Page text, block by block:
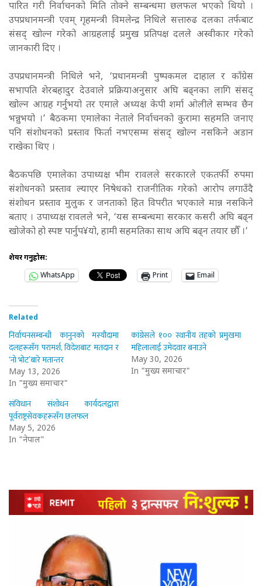
पारित गरी निर्वाचनको मिति तोक्ने सम्बन्धमा छलफल भएको थियो ।
उपप्रधानमन्त्री एवम् गृहमन्त्री विमलेन्द्र निधिले सत्तारुढ दलका तर्फबाट
संसद् खोल्न गरेको आग्रहलाई प्रमुख प्रतिपक्ष दलले अस्वीकार गरेको
जानकारी दिए ।
उपप्रधानमन्त्री निधिले भने, ‘प्रधानमन्त्री पुष्पकमल दाहाल र काँग्रेस
सभापति शेरबहादुर देउवाले प्रक्रियाअनुसार अघि बढ्नका लागि संसद्
खोल्न आग्रह गर्नुभयो तर एमाले अध्यक्ष केपी शर्मा ओलीले सम्भव छैन
भन्नुभयो ।’ बैठकमा एमालेका नेताले निर्वाचनको कुरामा सहमति जनाए
पनि संशोधनको प्रस्ताव फिर्ता नभएसम्म संसद् खोल्न नसकिने अडान
राखेका थिए ।
बैठकपछि एमालेका उपाध्यक्ष भीम रावलले सरकारले एकतर्फी रुपमा
संशोधनको प्रस्ताव ल्याएर निषेधको राजनीतिक गरेको आरोप लगाउँदै
संशोधन प्रस्ताव मुलुक र जनताको हित विपरीत भएकाले मान्न नसकिने
बताए । उपाध्यक्ष रावलले भने, ‘यस सम्बन्धमा सरकार कसरी अघि बढ्न
खोजेको हो स्पष्ट पार्नुप¥यो, हामी सहमतिका साथ अघि बढ्न तयार छौँ ।’
शेयर गर्नुहोस:
WhatsApp
Print Email
Related
निर्वाचनसम्बन्धी कानुनको मस्यौदामा
दलहरूसँग परामर्श, विदेशबाट मतदान र
‘नो भोट’बारे मतान्तर
May 13, 2026
In "मुख्य समाचार"
कांग्रेसले १०० स्थानीय तहको प्रमुखमा
महिलालाई उमेदवार बनाउने
May 30, 2026
In "मुख्य समाचार"
संविधान संशोधन कार्यदलद्वारा
पूर्वराष्ट्रसेवकहरूसँग छलफल
May 5, 2026
In "नेपाल"